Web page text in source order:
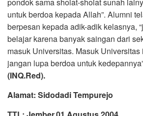
pondok sama sholat-sholat sunah
untuk berdoa kepada Allah”. Alumni
berpesan kepada adik-adik kelasnya,
belajar karena banyak saingan dari
masuk Universitas. Masuk Universitas
jangan lupa berdoa untuk
(INQ.Red).
Alamat: Sidodadi Tempurejo